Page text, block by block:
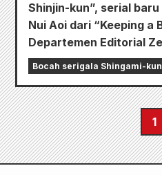
Shinjin-kun”, serial
Nui Aoi dari “Keeping a
Departemen Editorial
Bocah serigala Shingami-kun
1